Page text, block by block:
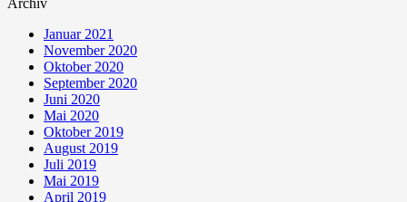
Archiv
Januar 2021
November 2020
Oktober 2020
September 2020
Juni 2020
Mai 2020
Oktober 2019
August 2019
Juli 2019
Mai 2019
April 2019